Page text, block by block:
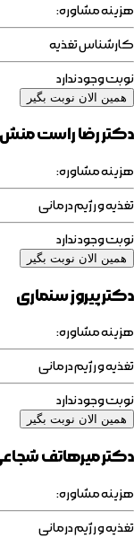
هزینه مشاوره:
کارشناس تغذیه
نوبت وجود ندارد
همین الان نوبت بگیر
دکتر رضا راست منش
هزینه مشاوره:
تغذیه و رژیم درمانی
نوبت وجود ندارد
همین الان نوبت بگیر
دکتر پیروز سنماری
هزینه مشاوره:
تغذیه و رژیم درمانی
نوبت وجود ندارد
همین الان نوبت بگیر
دکتر میرهاتف
هزینه مشاوره:
تغذیه و رژیم درمانی